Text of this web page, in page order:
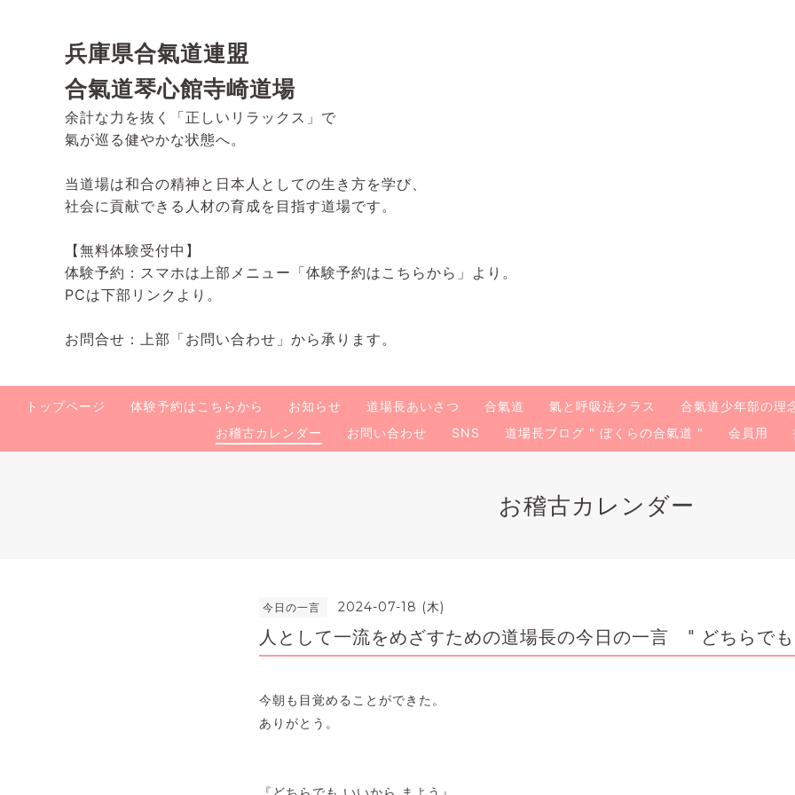
兵庫県合氣道連盟
合氣道琴心館寺崎道場
余計な力を抜く「正しいリラックス」で
氣が巡る健やかな状態へ。
当道場は和合の精神と日本人としての生き方を学び、
社会に貢献できる人材の育成を目指す道場です。
【無料体験受付中】
体験予約：スマホは上部メニュー「体験予約はこちらから」より。
PCは下部リンクより。
お問合せ：上部「お問い合わせ」から承ります。
トップページ 体験予約はこちらから お知らせ 道場長あいさつ 合氣道 氣と呼吸法クラス 合氣道少年部の理
お稽古カレンダー
お問い合わせ SNS 道場長ブログ " ぼくらの合氣道 " 会員用
お稽古カレンダー
今日の一言 2024-07-18 (木)
人として一流をめざすための道場長の今日の一言 " どちらで
今朝も目覚めることができた。
ありがとう。